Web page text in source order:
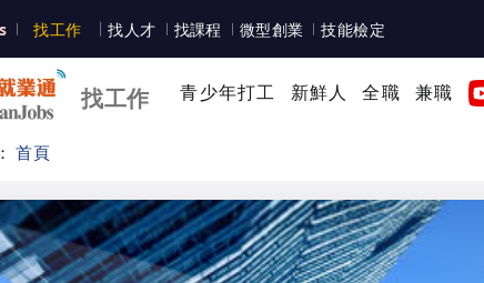
台灣就業通
找工作 台灣就業通
找人才 找課程 微型創業 技能檢定
找工作 青少年打工 新鮮人 全職 兼職
首頁